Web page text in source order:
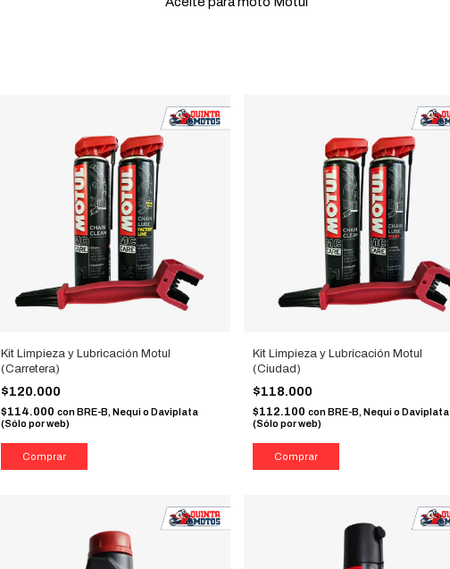
Kit Limpieza y Lubricación Motul
(Carretera)
$120.000
$114.000con BRE-B, Nequi o Daviplata
(Sólo por web)
Kit Limpieza y Lubricación Motul
(Ciudad)
$118.000
$112.100 con BRE-B, Nequi o Daviplata
(Sólo por web)